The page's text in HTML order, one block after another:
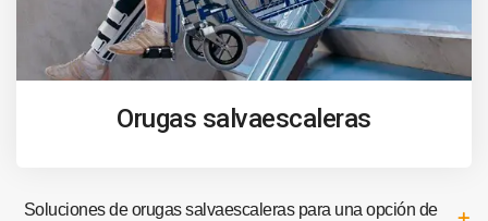
Orugas salvaescaleras
Soluciones de orugas salvaescaleras para una opción de